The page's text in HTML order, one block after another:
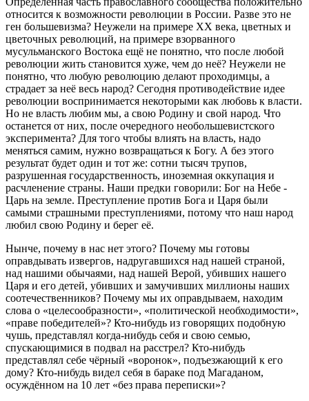
относится к возможности революции в России. Разве это не
ген большевизма? Неужели на примере ХХ века, цветных и
цветочных революций, на примере взорванного
мусульманского Востока ещё не понятно, что после любой
революции жить становится хуже, чем до неё? Неужели не
понятно, что любую революцию делают проходимцы, а
страдает за неё весь народ? Сегодня противодействие идее
революции воспринимается некоторыми как любовь к власти.
Но не власть любим мы, а свою Родину и свой народ. Что
останется от них, после очередного необольшевистского
эксперимента? Для того чтобы влиять на власть, надо
меняться самим, нужно возвращаться к Богу. А без этого
результат будет один и тот же: сотни тысяч трупов,
разрушенная государственность, иноземная оккупация и
расчленение страны. Наши предки говорили: Бог на Небе -
Царь на земле. Преступление против Бога и Царя были
самыми страшными преступлениями, потому что наш народ
любил свою Родину и берег её.
Нынче, почему в нас нет этого? Почему мы готовы
оправдывать извергов, надругавшихся над нашей страной,
над нашими обычаями, над нашей Верой, убивших нашего
Царя и его детей, убивших и замучивших миллионы наших
соотечественников? Почему мы их оправдываем, находим
слова о «целесообразности», «политической необходимости»,
«праве победителей»? Кто-нибудь из говорящих подобную
чушь, представлял когда-нибудь себя и свою семью,
спускающимися в подвал на расстрел? Кто-нибудь
представлял себе чёрный «воронок», подъезжающий к его
дому? Кто-нибудь видел себя в бараке под Магаданом,
осуждённом на 10 лет «без права переписки»?